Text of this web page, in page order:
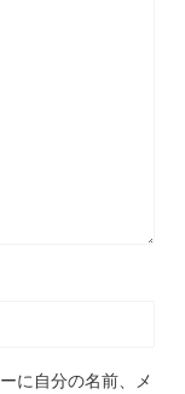
に自分の名前、メ